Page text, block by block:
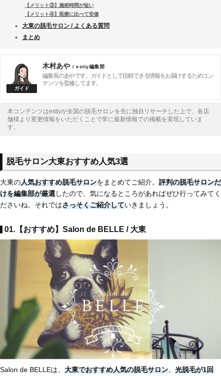
【メリット③】施術時間が短い
【メリット④】医療に比べて安価
大東の脱毛サロン / よくある質問
まとめ
木村あや / estiy編集部
編集長のあやです。ガイドとして信頼できる情報をお届けするためコン
テンツを監修してます。
本コンテンツはestiyが全国の脱毛サロンを先に独自リサーチした上で、各店
舗様より変更情報をいただくことで常に最新情報での掲載を実現していま
す。
脱毛サロン大東おすすめ人気3選
大東の人気おすすめ脱毛サロンをまとめてご紹介。 評判の脱毛サロンだ
けを編集部が厳選したので、気になるところがあればぜひ行ってみてく
ださいね。それではさっそくご紹介していきましょう。
01.【おすすめ】Salon de BELLE / 大東
Salon de BELLEは、 大東でおすすめ人気の脱毛サロン。 光脱毛が1回